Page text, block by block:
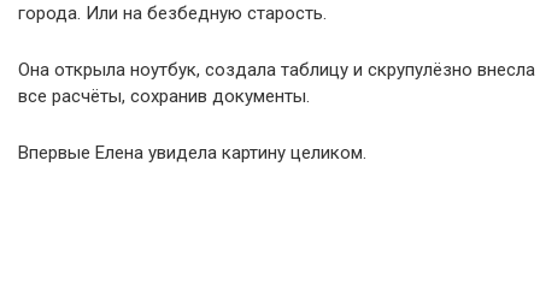
города. Или на безбедную старость.
Она открыла ноутбук, создала таблицу и скрупулёзно внесла
все расчёты, сохранив документы.
Впервые Елена увидела картину целиком.